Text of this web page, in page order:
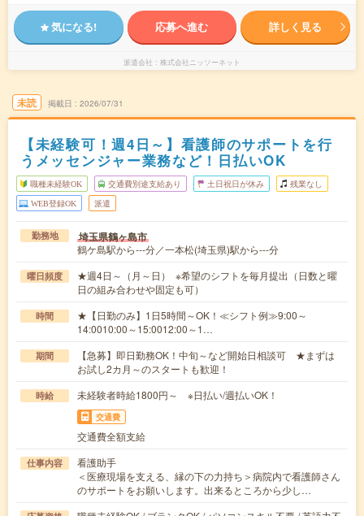
気になる! 応募へ進む 詳しく見る
派遣会社 株式会社ニッソーネット
未読 掲載日 2026/07/31
【未経験可！週4日～】看護師のサポートを行
うメッセンジャー業務など！日払いOK
職種未経験OK 交通費別途支給あり 土日祝日が休み 残業なし
WEB登録OK 派遣
勤務地 埼玉県鶴ヶ島市
鶴ケ島駅から---分／一本松(埼玉県)駅から---分
曜日頻度
★週4日～（月～日） ※希望のシフトを毎月提出（日数と曜
日の組み合わせや固定も可）
時間
★【日勤のみ】1日5時間～OK！≪シフト例≫9:00～
14:0010:00～15:0012:00～1…
期間
【急募】即日勤務OK！中旬～など開始日相談可 ★まずは
お試し2カ月～のスタートも歓迎！
時給 未経験者時給1800円～ ※日払い/週払いOK！
交通費
交通費全額支給
仕事内容
看護助手
＜医療現場を支える、縁の下の力持ち＞病院内で看護師さん
のサポートをお願いします。出来るところから少し…